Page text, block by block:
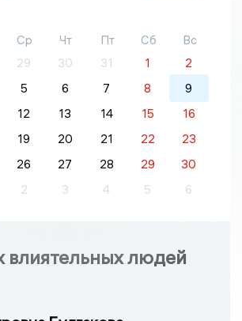
Ср Чт Пт Сб
Вс
29 30 31 1
2
5 6 7 8
9
12 13 14 15
16
19 20 21 22
23
26 27 28 29
30
2 3 4 5 6
влиятельных людей